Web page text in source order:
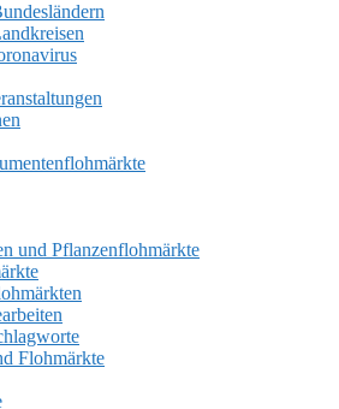
und Pflanzenflohmärkte
Flohmärkte